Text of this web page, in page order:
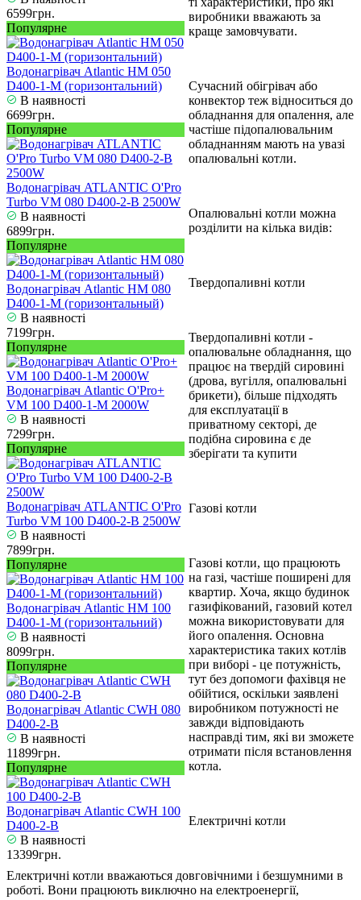
6599грн.
Популярне
Водонагрівач Atlantic HM 050
D400-1-M (горизонтальний)
В наявності
6699грн.
Популярне
Водонагрівач ATLANTIC O'Pro
Turbo VM 080 D400-2-B 2500W
В наявності
6899грн.
Популярне
Водонагрівач Atlantic HM 080
D400-1-M (горизонтальный)
В наявності
7199грн.
Популярне
Водонагрівач Atlantic O'Pro+
VM 100 D400-1-M 2000W
В наявності
7299грн.
Популярне
Водонагрівач ATLANTIC O'Pro
Turbo VM 100 D400-2-B 2500W
В наявності
7899грн.
Популярне
Водонагрівач Atlantic HM 100
D400-1-M (горизонтальний)
В наявності
8099грн.
Популярне
Водонагрівач Atlantic CWH 080
D400-2-B
В наявності
11899грн.
Популярне
Водонагрівач Atlantic CWH 100
D400-2-B
В наявності
13399грн.
виробники вважають за
краще замовчувати.
Сучасний обігрівач або
конвектор теж відноситься до
обладнання для опалення, але
частіше підопалювальним
обладнанням мають на увазі
опалювальні котли.
Опалювальні котли можна
розділити на кілька видів:
Твердопаливні котли
Твердопаливні котли -
опалювальне обладнання, що
працює на твердій сировині
(дрова, вугілля, опалювальні
брикети), більше підходять
для експлуатації в
приватному секторі, де
подібна сировина є де
зберігати та купити
Газові котли
Газові котли, що працюють
на газі, частіше поширені для
квартир. Хоча, якщо будинок
газифікований, газовий котел
можна використовувати для
його опалення. Основна
характеристика таких котлів
при виборі - це потужність,
тут без допомоги фахівця не
обійтися, оскільки заявлені
виробником потужності не
завжди відповідають
насправді тим, які ви зможете
отримати після встановлення
котла.
Електричні котли
Електричні котли вважаються довговічними і безшумними в
роботі. Вони працюють виключно на електроенергії,